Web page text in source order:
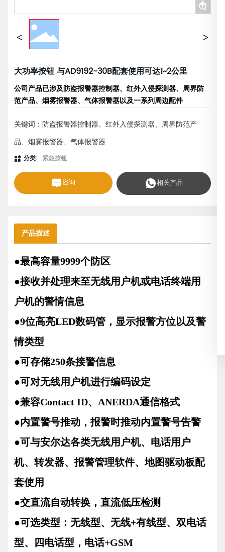
+
大功率按钮 与AD9192-30B配套使用可达1~2公里
公司产品已涉及防盗报警器控制器、红外入侵探测器、周界防
范产品、烟雾报警器、气体报警器以及一系列周边配件
关键词：防盗报警器控制器、红外入侵探测器、周界防范产
品、烟雾报警器、气体报警器
分类: 紧急按钮
咨询 相关产品
产品描述
●最高容量9999个防区
●接收并处理来至无线用户机或电话终端用
户机的警情信息
●9位高亮LED数码管，显示报警方位以及警
情类型
●可存储250条接警信息
●可对无线用户机进行编码设定
●兼容Contact ID、ANERDA通信格式
●内置警号推动，报警时推动内置警号告警
●可与安尔达各类无线用户机、电话用户
机、转发器、报警管理软件、地图驱动板配
套使用
●交直流自动转换，直流低压检测
●可选类型：无线型、无线+有线型、双电话
型、四电话型，电话+GSM